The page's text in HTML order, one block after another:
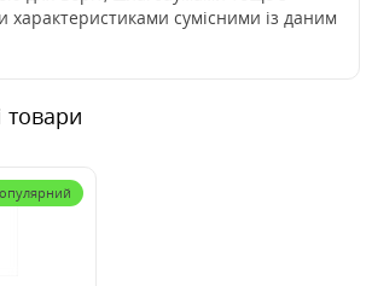
характеристиками сумісними із даним
товари